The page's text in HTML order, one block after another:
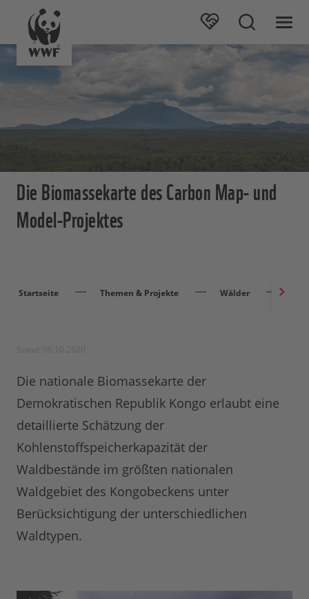
Die Biomassekarte des Carbon Map- und
Model-Projektes
Startseite Themen & Projekte Wälder
Die nationale Biomassekarte der
Demokratischen Republik Kongo erlaubt eine
detaillierte Schätzung der
Kohlenstoffspeicherkapazität der
Waldbestände im größten nationalen
Waldgebiet des Kongobeckens unter
Berücksichtigung der unterschiedlichen
Waldtypen.